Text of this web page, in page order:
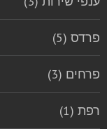
פרדס (5)
פרחים (3)
רפת (1)